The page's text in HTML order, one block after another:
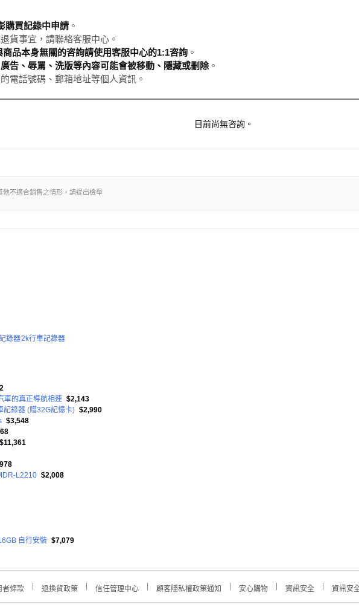
購買記錄中申請 。
貨事宜，請聯絡客服中心。
品本身無關的咨詢請使用客服中心的1:1咨詢 。
告、辱罵、洗版等內容可能會被移動、隱藏或刪除。
電話號碼、郵箱地址等個人資訊。
目前尚無咨詢。
不適合銷售之情形，請提出檢舉
錄器2k行車記錄器
車的真正導航相連 $2,143
記錄器 (贈32G記憶卡) $2,990
$3,548
$11,361
L2210 $2,008
自行安裝 $7,079
者條款 退換貨政策 信任管理中心 顧客隱私權政策通知 安心購物 資訊安全 資訊安